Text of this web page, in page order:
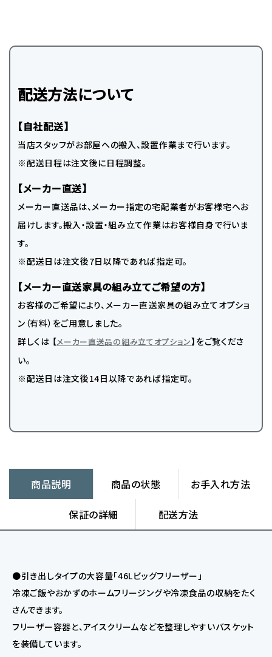
配送方法について
【自社配送】
当店スタッフがお部屋への搬入、設置作業まで行います。
※配送日程は注文後に日程調整。
【メーカー直送】
メーカー直送品は、メーカー指定の宅配業者がお客様宅へお
届けします。搬入・設置・組み立て作業はお客様自身で行いま
す。
※配送日は注文後7日以降であれば指定可。
【メーカー直送家具の組み立てご希望の方】
お客様のご希望により、メーカー直送家具の組み立てオプショ
ン（有料）をご用意しました。
詳しくは 【メーカー直送品の組み立てオプション】をご覧くださ
い。
※配送日は注文後14日以降であれば指定可。
商品説明 商品の状態 お手入れ方法
保証の詳細 配送方法
●引き出しタイプの大容量「46Lビッグフリーザー」
冷凍ご飯やおかずのホームフリージングや冷凍食品の収納をたく
さんできます。
フリーザー容器と、アイスクリームなどを整理しやすいバスケット
を装備しています。